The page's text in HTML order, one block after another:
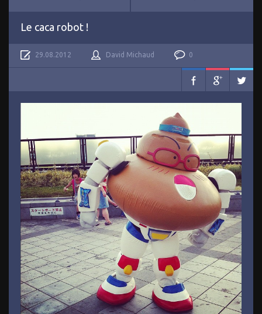
Le caca robot !
29.08.2012 David Michaud 0